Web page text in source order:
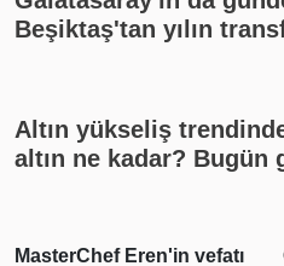
Beşiktaş'tan yılın
Altın yükseliş
altın ne kadar? Bugün
rakamları, canlı takip
Oya Akar'ın Arka Sokaklar